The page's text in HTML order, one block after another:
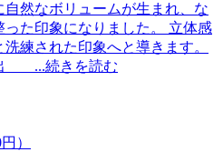
自然なボリュームが生まれ、な
た印象になりました。 立体感
練された印象へと導きます。
...続きを読む
）